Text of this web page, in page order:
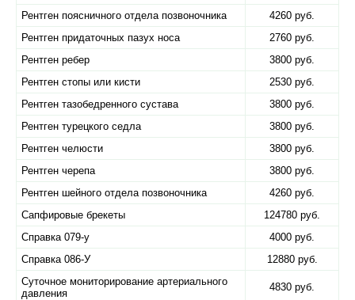
Рентген поясничного отдела позвоночника
4260 руб.
Рентген придаточных пазух носа
2760 руб.
Рентген ребер
3800 руб.
Рентген стопы или кисти
2530 руб.
Рентген тазобедренного сустава
3800 руб.
Рентген турецкого седла
3800 руб.
Рентген челюсти
3800 руб.
Рентген черепа
3800 руб.
Рентген шейного отдела позвоночника
4260 руб.
Сапфировые брекеты
124780 руб.
Справка 079-у
4000 руб.
Справка 086-У
12880 руб.
Суточное мониторирование артериального
давления
4830 руб.